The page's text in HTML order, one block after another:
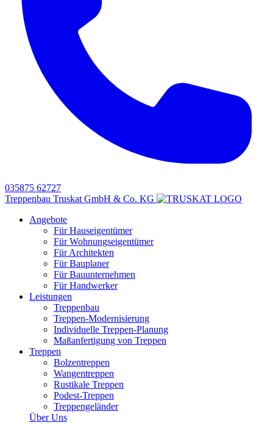
035875 62727
Treppenbau Truskat GmbH & Co. KG
Angebote
Für Hauseigentümer
Für Wohnungseigentümer
Für Architekten
Für Bauplaner
Für Bauunternehmen
Für Handwerker
Leistungen
Treppenbau
Treppen-Modernisierung
Individuelle Treppen-Planung
Maßanfertigung von Treppen
Treppen
Bolzentreppen
Wangentreppen
Rustikale Treppen
Podest-Treppen
Treppengeländer
Über Uns